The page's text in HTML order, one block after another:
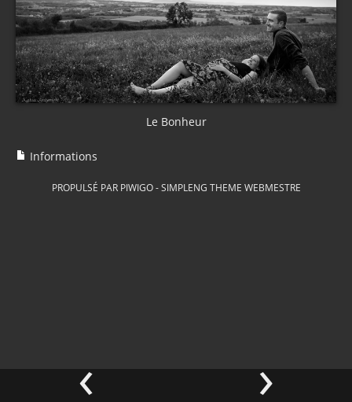
‹ ›
Le Bonheur
Informations
PROPULSÉ PAR PIWIGO-SIMPLENG THEME WEBMESTRE